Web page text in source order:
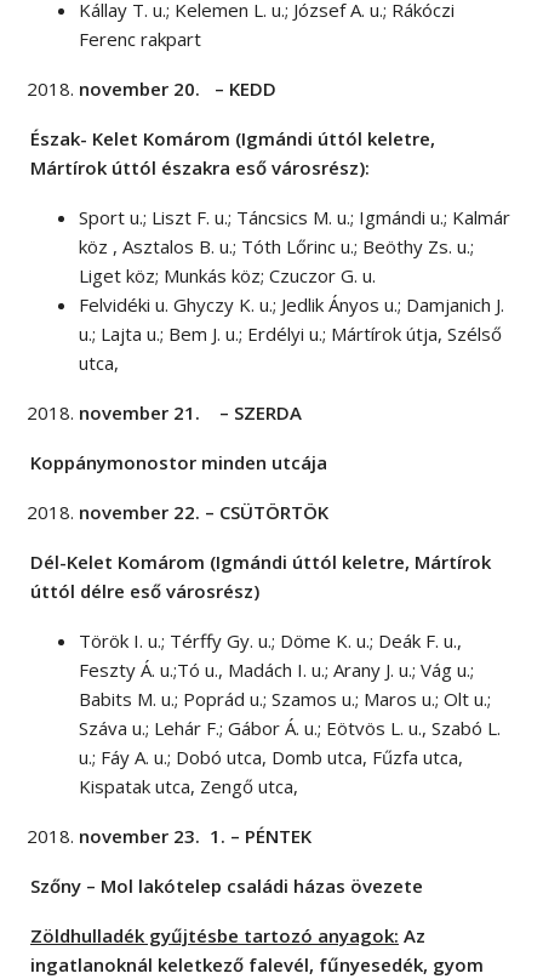
Kállay T. u.; Kelemen L. u.; József A. u.; Rákóczi
Ferenc rakpart
november 20. – KEDD
Észak- Kelet Komárom (Igmándi úttól keletre,
Mártírok úttól északra eső városrész):
Sport u.; Liszt F. u.; Táncsics M. u.; Igmándi u.; Kalmár
köz , Asztalos B. u.; Tóth Lőrinc u.; Beöthy Zs. u.;
Liget köz; Munkás köz; Czuczor G. u.
Felvidéki u. Ghyczy K. u.; Jedlik Ányos u.; Damjanich J.
u.; Lajta u.; Bem J. u.; Erdélyi u.; Mártírok útja, Szélső
utca,
november 21. – SZERDA
Koppánymonostor minden utcája
november 22. – CSÜTÖRTÖK
Dél-Kelet Komárom (Igmándi úttól keletre, Mártírok
úttól délre eső városrész)
Török I. u.; Térffy Gy. u.; Döme K. u.; Deák F. u.,
Feszty Á. u.;Tó u., Madách I. u.; Arany J. u.; Vág u.;
Babits M. u.; Poprád u.; Szamos u.; Maros u.; Olt u.;
Száva u.; Lehár F.; Gábor Á. u.; Eötvös L. u., Szabó L.
u.; Fáy A. u.; Dobó utca, Domb utca, Fűzfa utca,
Kispatak utca, Zengő utca,
november 23. 1. – PÉNTEK
Szőny – Mol lakótelep családi házas övezete
Zöldhulladék gyűjtésbe tartozó anyagok: Az
ingatlanoknál keletkező falevél, fűnyesedék, gyom